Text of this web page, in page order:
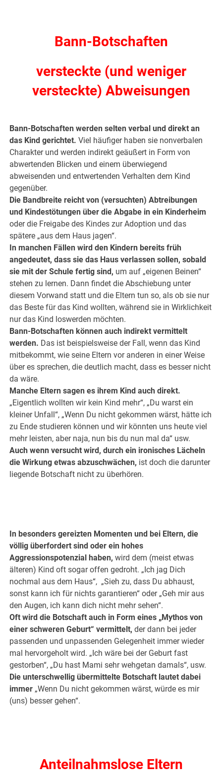
Bann-Botschaften
versteckte (und weniger
versteckte) Abweisungen
Bann-Botschaften werden selten verbal und direkt an
das Kind gerichtet. Viel häufiger haben sie nonverbalen
Charakter und werden indirekt geäußert in Form von
abwertenden Blicken und einem überwiegend
abweisenden und entwertenden Verhalten dem Kind
gegenüber.
Die Bandbreite reicht von (versuchten) Abtreibungen
und Kindestötungen über die Abgabe in ein Kinderheim
oder die Freigabe des Kindes zur Adoption und das
spätere „aus dem Haus jagen“.
In manchen Fällen wird den Kindern bereits früh
angedeutet, dass sie das Haus verlassen sollen, sobald
sie mit der Schule fertig sind, um auf „eigenen Beinen“
stehen zu lernen. Dann findet die Abschiebung unter
diesem Vorwand statt und die Eltern tun so, als ob sie nur
das Beste für das Kind wollten, während sie in Wirklichkeit
nur das Kind loswerden möchten.
Bann-Botschaften können auch indirekt vermittelt
werden. Das ist beispielsweise der Fall, wenn das Kind
mitbekommt, wie seine Eltern vor anderen in einer Weise
über es sprechen, die deutlich macht, dass es besser nicht
da wäre.
Manche Eltern sagen es ihrem Kind auch direkt.
„Eigentlich wollten wir kein Kind mehr“, „Du warst ein
kleiner Unfall“, „Wenn Du nicht gekommen wärst, hätte ich
zu Ende studieren können und wir könnten uns heute viel
mehr leisten, aber naja, nun bis du nun mal da“ usw.
Auch wenn versucht wird, durch ein ironisches Lächeln
die Wirkung etwas abzuschwächen, ist doch die darunter
liegende Botschaft nicht zu überhören.
In besonders gereizten Momenten und bei Eltern, die
völlig überfordert sind oder ein hohes
Aggressionspotenzial haben, wird dem (meist etwas
älteren) Kind oft sogar offen gedroht. „Ich jag Dich
nochmal aus dem Haus“, „Sieh zu, dass Du abhaust,
sonst kann ich für nichts garantieren“ oder „Geh mir aus
den Augen, ich kann dich nicht mehr sehen“.
Oft wird die Botschaft auch in Form eines „Mythos von
einer schweren Geburt“ vermittelt, der dann bei jeder
passenden und unpassenden Gelegenheit immer wieder
mal hervorgeholt wird. „Ich wäre bei der Geburt fast
gestorben“, „Du hast Mami sehr wehgetan damals“, usw.
Die unterschwellig übermittelte Botschaft lautet dabei
immer „Wenn Du nicht gekommen wärst, würde es mir
(uns) besser gehen“.
Anteilnahmslose Eltern